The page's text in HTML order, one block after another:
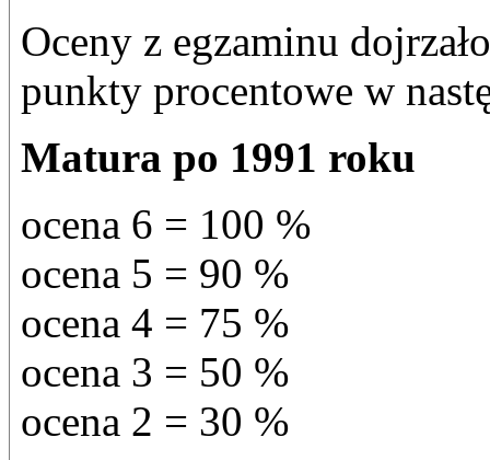
Oceny z egzaminu
punkty procentowe w
Matura po 1991 roku
ocena 6 = 100 %
ocena 5 = 90 %
ocena 4 = 75 %
ocena 3 = 50 %
ocena 2 = 30 %